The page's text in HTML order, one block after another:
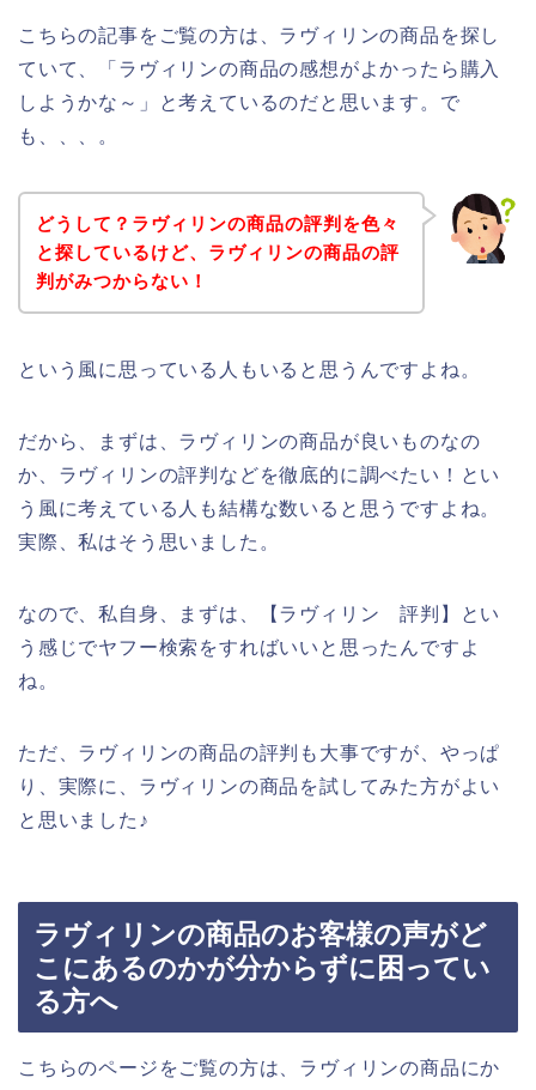
こちらの記事をご覧の方は、ラヴィリンの商品を探し
ていて、「ラヴィリンの商品の感想がよかったら購入
しようかな～」と考えているのだと思います。で
も、、、。
どうして？ラヴィリンの商品の評判を色々
と探しているけど、ラヴィリンの商品の評
判がみつからない！
という風に思っている人もいると思うんですよね。
だから、まずは、ラヴィリンの商品が良いものなの
か、ラヴィリンの評判などを徹底的に調べたい！とい
う風に考えている人も結構な数いると思うですよね。
実際、私はそう思いました。
なので、私自身、まずは、【ラヴィリン 評判】とい
う感じでヤフー検索をすればいいと思ったんですよ
ね。
ただ、ラヴィリンの商品の評判も大事ですが、やっぱ
り、実際に、ラヴィリンの商品を試してみた方がよい
と思いました♪
ラヴィリンの商品のお客様の声がど
こにあるのかが分からずに困ってい
る方へ
こちらのページをご覧の方は、ラヴィリンの商品にか